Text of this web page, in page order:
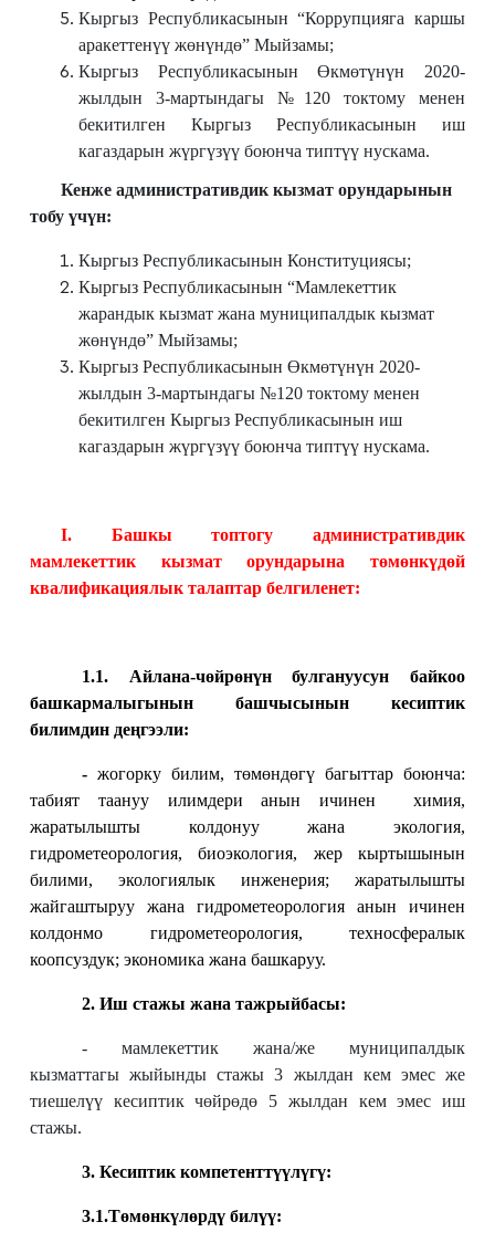
Кыргыз Республикасынын “Коррупцияга каршы
аракеттенүү жөнүндө” Мыйзамы;
Кыргыз Республикасынын Өкмөтүнүн 2020-
жылдын 3-мартындагы №120 токтому менен
бекитилген Кыргыз Республикасынын иш
кагаздарын жүргүзүү боюнча типтүү нускама.
Кенже административдик кызмат орундарынын
тобу үчүн:
Кыргыз Республикасынын Конституциясы;
Кыргыз Республикасынын “Мамлекеттик
жарандык кызмат жана муниципалдык кызмат
жөнүндө” Мыйзамы;
Кыргыз Республикасынын Өкмөтүнүн 2020-
жылдын 3-мартындагы №120 токтому менен
бекитилген Кыргыз Республикасынын иш
кагаздарын жүргүзүү боюнча типтүү нускама.
I. Башкы топтогу административдик
мамлекеттик кызмат орундарына төмөнкүдөй
квалификациялык талаптар белгиленет:
1.1. Айлана-чөйрөнүн булгануусун байкоо
башкармалыгынын башчысынын кесиптик
билимдин деңгээли:
-жогорку билим, төмөндөгү багыттар боюнча:
табият таануу илимдери анын ичинен химия,
жаратылышты колдонуу жана экология,
гидрометеорология, биоэкология, жер кыртышынын
билими, экологиялык инженерия;
жаратылышты
жайгаштыруу жана гидрометеорология анын ичинен
колдонмо гидрометеорология, техносфералык
коопсуздук; экономика жана башкаруу.
2. Иш стажы жана тажрыйбасы:
- мамлекеттик жана/же муниципалдык
кызматтагы жыйынды стажы 3 жылдан кем эмес же
тиешелүү кесиптик чөйрөдө 5 жылдан кем эмес иш
стажы.
3. Кесиптик компетенттүүлүгү:
3.1.Төмөнкүлөрдү билүү: